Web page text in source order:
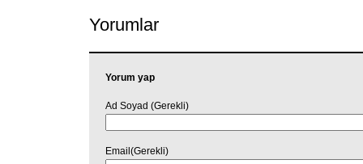
Yorumlar
Yorum yap
Ad Soyad (Gerekli)
Email(Gerekli)